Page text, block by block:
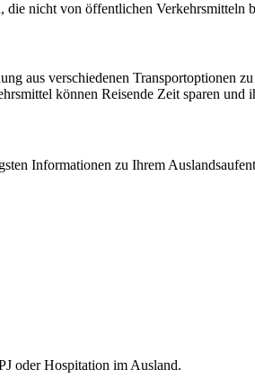
die nicht von öffentlichen
aus verschiedenen Transportoptionen
können Reisende Zeit sparen und
Informationen zu Ihrem
oder Hospitation im Ausland.